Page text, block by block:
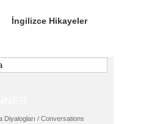
İngilizce Hikayeler
Diyalogları / Conversations